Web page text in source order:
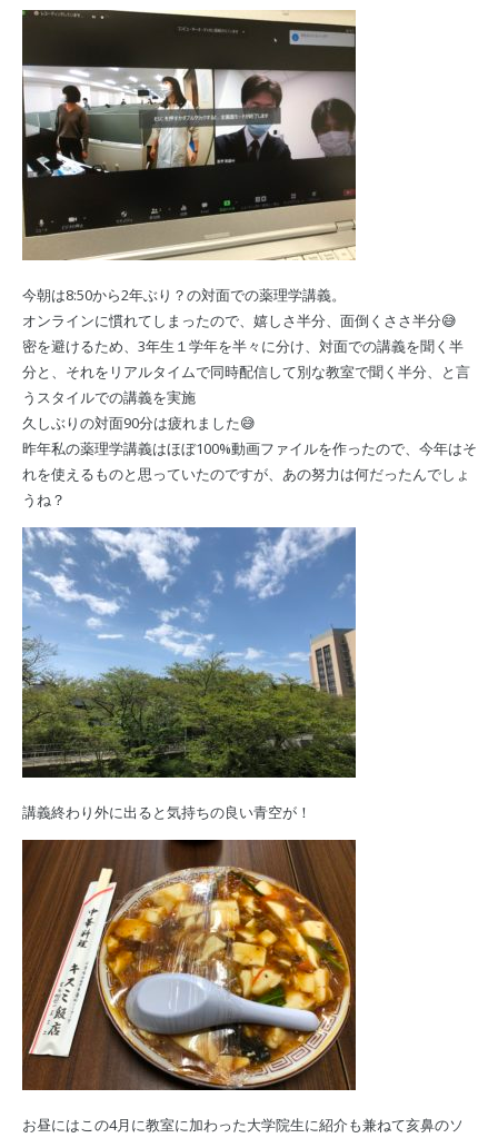
今朝は8:50から2年ぶり？の対面での薬理学講義。
オンラインに慣れてしまったので、嬉しさ半分、面倒くささ半分😅
密を避けるため、3年生１学年を半々に分け、対面での講義を聞く半
分と、それをリアルタイムで同時配信して別な教室で聞く半分、と言
うスタイルでの講義を実施
久しぶりの対面90分は疲れました😅
昨年私の薬理学講義はほぼ100%動画ファイルを作ったので、今年はそ
れを使えるものと思っていたのですが、あの努力は何だったんでしょ
うね？
講義終わり外に出ると気持ちの良い青空が！
お昼にはこの4月に教室に加わった大学院生に紹介も兼ねて亥鼻のソ